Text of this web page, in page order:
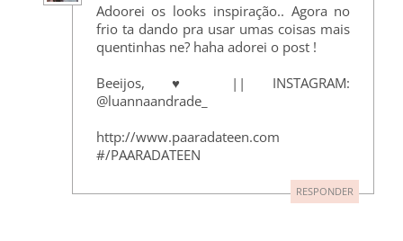
Adoorei os looks inspiração.. Agora no
frio ta dando pra usar umas coisas mais
quentinhas ne? haha adorei o post !
Beeijos, ♥ || INSTAGRAM:
@luannaandrade_
http://www.paaradateen.com
#/PAARADATEEN
RESPONDER